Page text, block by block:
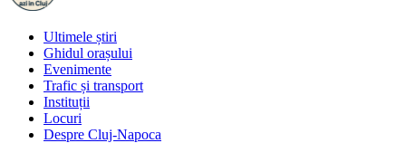
Ultimele știri
Ghidul orașului
Evenimente
Trafic și transport
Instituții
Locuri
Despre Cluj-Napoca